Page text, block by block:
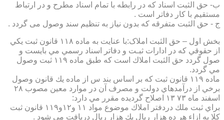
ب- حق الثبت اسناد كه در رابطه با تمام اسناد مطرح و در ارتباط
مستقيم با كار دفاتر است .
ج - حق الثبت متفرقه كه بدون نياز به تنظیم سند وصول می گردد .
بخش اول – حق الثبت املاک:با عنايت به ماده ۱۱۸ قانون ثبت يكي
از حقوقي كه در ادارات ثبـت و دفاتر اسناد رسمي مي بايست و
صول گردد حق الثبت املاك است كه طبق ماده ۱۱۹ ثبت وصول
مي گردد.
ماده ۱۱۹ قانون ثبت كه بر اساس بند س از ماده يك قانون وصول
برخي از درآمدهاي دولت و مصرف آن در موارد معين مصوب ۲۸
اسفند ماه ۷۳ ۱۳ اصلاح گرديده مقرر مي دارد:
براي ثبت ملك دردفتر املاك موضوع مواد ۱۱ و۱۲و۱۱۹ قانون ثبت
كلا به ازاء هر ده هزار ريال يك هزار ريال دريافت مي شود .